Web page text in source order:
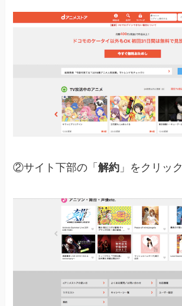
②サイト下部の「解約 」をクリック